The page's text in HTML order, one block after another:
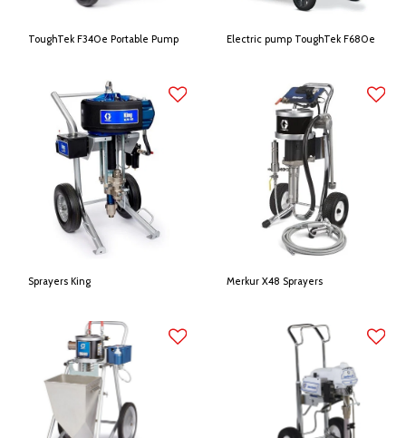
ToughTek F340e Portable Pump Electric pump ToughTek F680e
Sprayers King Merkur X48 Sprayers